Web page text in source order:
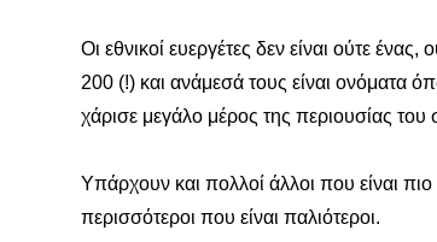
Οι εθνικοί ευεργέτες δεν είναι ούτε
200 (!) και ανάμεσά τους είναι ονόματα
χάρισε μεγάλο μέρος της περιουσίας του
Υπάρχουν και πολλοί άλλοι που είναι
περισσότεροι που είναι παλιότεροι.